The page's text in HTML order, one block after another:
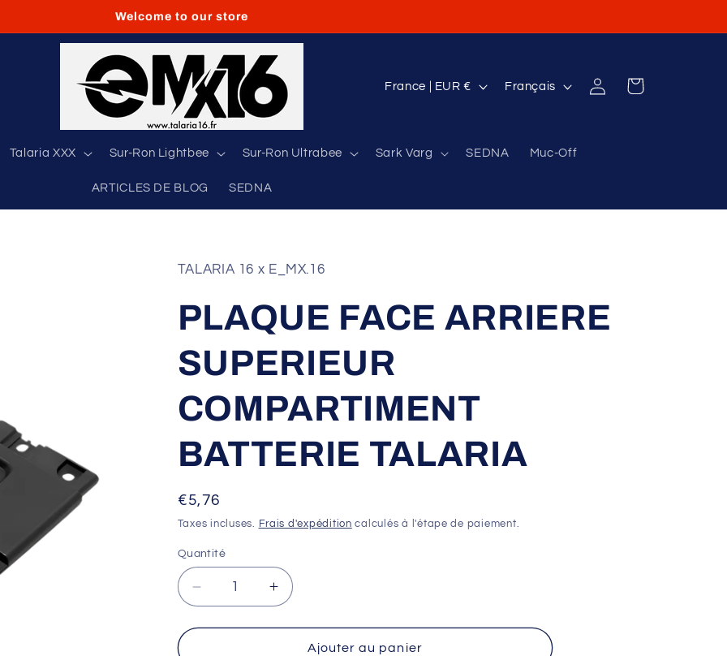
Welcome to our store
Talaria XXX Sur-Ron Lightbee Sur-Ron Ultrabee Sark Varg SEDNA Muc-Off
ARTICLES DE BLOG SEDNA
P
s
r
o
n
France | EUR €
L
g
e
Français ConnexionPanier
TALARIA 16 x E_MX.16
PLAQUE FACE ARRIERE
SUPERIEUR
COMPARTIMENT
BATTERIE TALARIA
Prix
habituel
€5,76
Taxes incluses. Frais d'expédition calculés à l'étape de paiement.
Quantité
Réduire
la
quantité
Augmenter
la
quantité
Ajouter au panier